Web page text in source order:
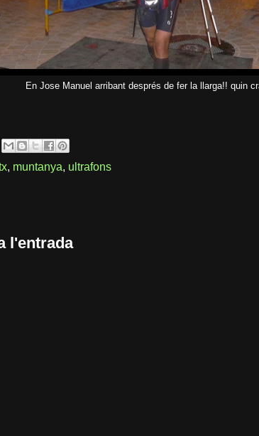
En Jose Manuel arribant després de fer la llarga!! quin
, muntanya, ultrafons
l'entrada